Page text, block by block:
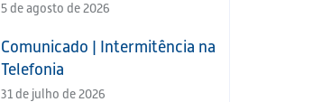
5 de agosto de 2026
Comunicado | Intermitência na
Telefonia
31 de julho de 2026